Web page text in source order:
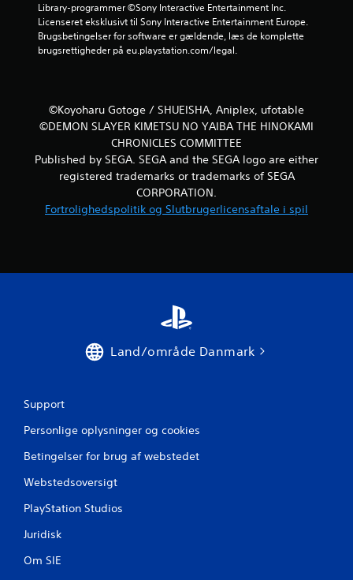
Library-programmer ©Sony Interactive Entertainment Inc.
Licenseret eksklusivt til Sony Interactive Entertainment Europe.
Brugsbetingelser for software er gældende, læs de komplette
brugsrettigheder på eu.playstation.com/legal.
©Koyoharu Gotoge / SHUEISHA, Aniplex, ufotable
©DEMON SLAYER KIMETSU NO YAIBA THE HINOKAMI
CHRONICLES COMMITTEE
Published by SEGA. SEGA and the SEGA logo are either
registered trademarks or trademarks of SEGA
CORPORATION.
Fortrolighedspolitik og Slutbrugerlicensaftale i spil
Land/område Danmark
Support
Personlige oplysninger og cookies
Betingelser for brug af webstedet
Webstedsoversigt
PlayStation Studios
Juridisk
Om SIE